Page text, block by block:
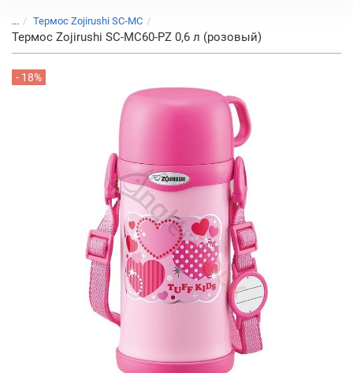
... Термос Zojirushi SC-MC
Термос Zojirushi SC-MC60-PZ 0,6 л (розовый)
- 18%